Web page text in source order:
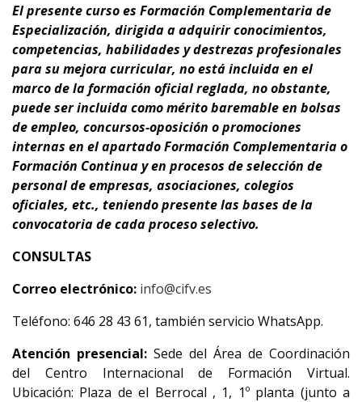
El presente curso es Formación Complementaria de
Especialización, dirigida a adquirir conocimientos,
competencias, habilidades y destrezas profesionales
para sumejora curricular, no está incluida en el
marco de la formación oficial reglada, no obstante,
puede ser incluida como mérito baremable en bolsas
de empleo, concursos-oposición o promociones
internas en el apartado Formación Complementaria o
Formación Continua y en procesos de selección de
personal de empresas, asociaciones, colegios
oficiales, etc., teniendo presentelas bases de la
convocatoria de cada proceso selectivo.
CONSULTAS
Correo electrónico: info@cifv.es
Teléfono: 646 28 43 61, también servicio WhatsApp.
Atención presencial: Sede del Área de Coordinación
del Centro Internacional de Formación Virtual.
Ubicación: Plaza de el Berrocal , 1, 1º planta (junto a